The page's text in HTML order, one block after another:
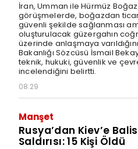
İran, Umman ile Hürmüz
görüşmelerde, boğazdan
güvenli şekilde sağlanması
oluşturulacak güzergahın
üzerinde anlaşmaya
Bakanlığı Sözcüsü İsmail
teknik, hukuki, güvenlik ve
incelendiğini belirtti.
08:29
Manşet
Rusya’dan Kiev’e
Saldırısı: 15 Kişi Öldü